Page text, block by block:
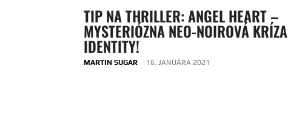
TIP NA THRILLER: ANGEL HEART –
MYSTERIÓZNA NEO-NOIROVÁ KRÍZA
IDENTITY!
MARTIN SUGAR - 16. JANUÁRA 2021